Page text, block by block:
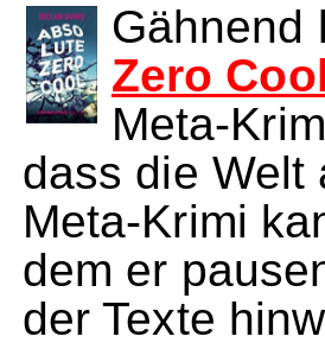
Gähnend
Zero Cool
Meta-
dass die Welt
Meta-Krimi
dem er
der Texte